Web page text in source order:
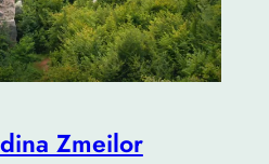
Zmeilor